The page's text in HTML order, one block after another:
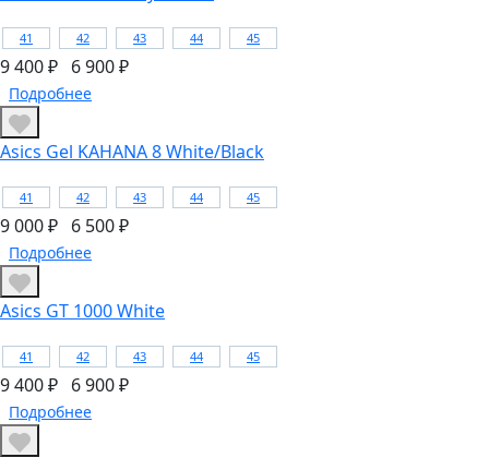
41 42 43 44 45
9 400 ₽ 6 900 ₽
Подробнее
Asics Gel KAHANA 8 White/Black
41 42 43 44 45
9 000 ₽ 6 500 ₽
Подробнее
Asics GT 1000 White
41 42 43 44 45
9 400 ₽ 6 900 ₽
Подробнее